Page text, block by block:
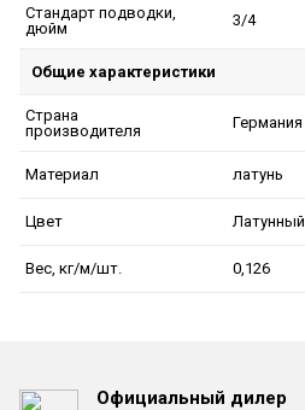
Стандарт подводки,
дюйм
3/4
Общие характеристики
Страна
производителя
Германия
Материал латунь
Цвет Латунный
Вес, кг/м/шт. 0,126
Официальный дилер